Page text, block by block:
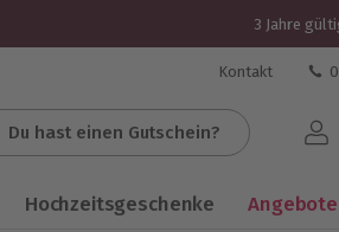
3 Jahre
Kontakt
Du hast einen Gutschein?
Hochzeitsgeschenke Angebote